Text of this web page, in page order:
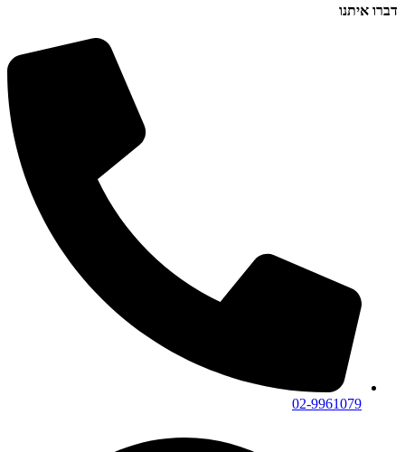
דברו איתנו
02-9961079